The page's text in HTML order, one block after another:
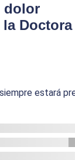
dolor
estará